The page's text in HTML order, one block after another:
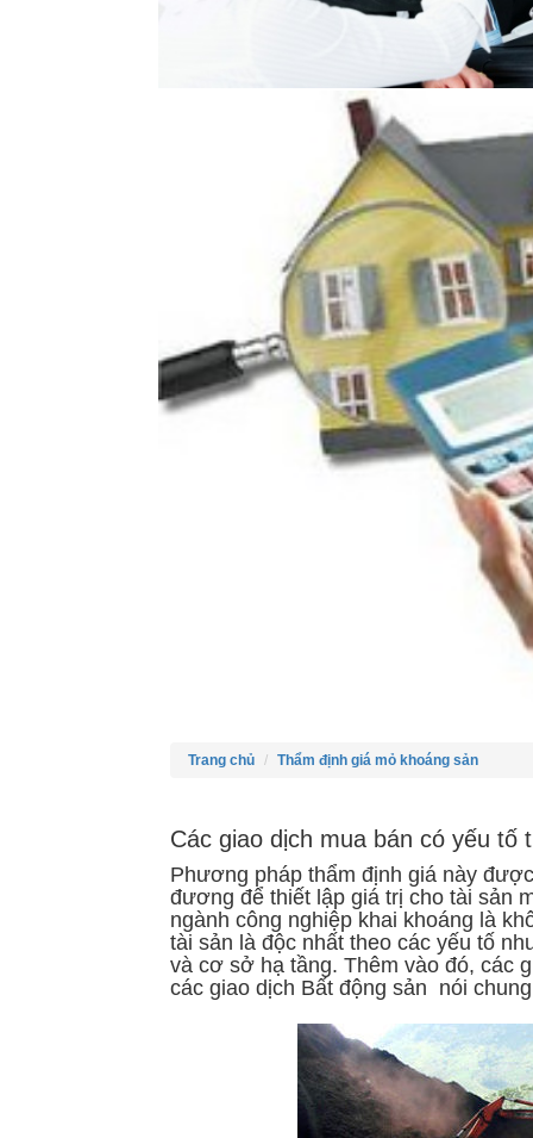
Trang chủ Thẩm định giá mỏ khoáng sản
Các giao dịch mua bán có yếu tố
Phương pháp thẩm định giá này
đương để thiết lập giá trị cho tài sản
ngành công nghiệp khai khoáng là
tài sản là độc nhất theo các yếu tố
và cơ sở hạ tầng. Thêm vào đó, các
các giao dịch Bất động sản nói chung